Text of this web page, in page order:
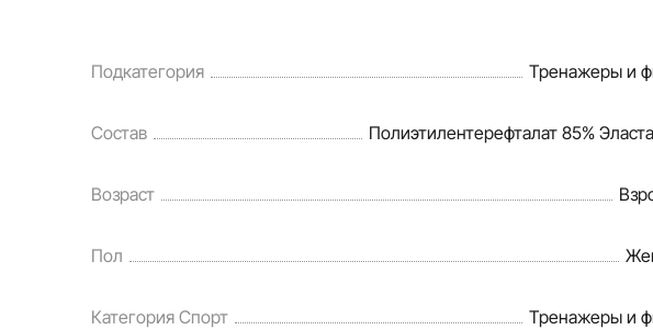
Подкатегория Тренажеры и
Состав Полиэтилентерефталат 85%
Возраст
Пол
Категория Спорт Тренажеры и